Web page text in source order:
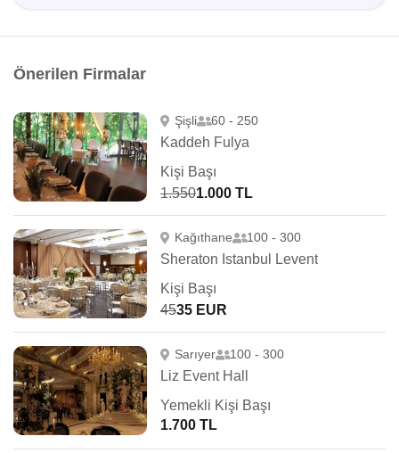
Önerilen Firmalar
Şişli 60 - 250
Kaddeh Fulya
Kişi Başı
1.5501.000 TL
Kağıthane 100 - 300
Sheraton Istanbul Levent
Kişi Başı
4535 EUR
Sarıyer 100 - 300
Liz Event Hall
Yemekli Kişi Başı
1.700 TL